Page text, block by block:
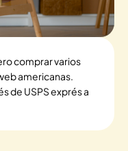
comprar varios
americanas.
de USPS exprés a